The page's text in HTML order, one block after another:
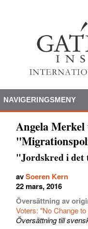
NAVIGERINGSMENY
Angela
"Jordskred i det
avSoeren Kern
22 mars, 2016
Översättning av
Voters: "No Change
Översättning till